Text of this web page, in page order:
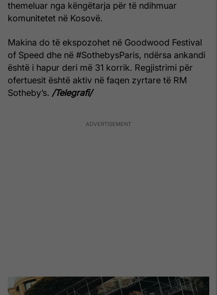
themeluar nga këngëtarja për të ndihmuar
komunitetet në Kosovë.
Makina do të ekspozohet në Goodwood Festival
of Speed dhe në #SothebysParis, ndërsa ankandi
është i hapur deri më 31 korrik. Regjistrimi për
ofertuesit është aktiv në faqen zyrtare të RM
Sotheby’s. /Telegrafi/